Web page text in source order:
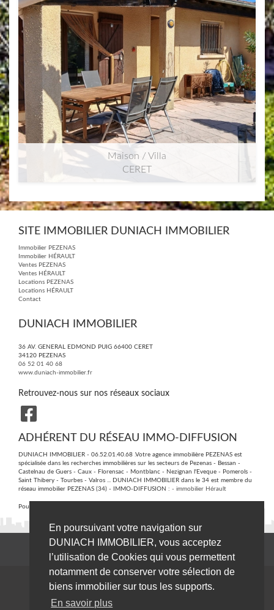
En poursuivant votre navigation sur
DUNIACH IMMOBILIER, vous acceptez
l’utilisation de Cookies qui vous permettent
notamment de conserver votre sélection de
biens immobilier sur tous les supports.
En savoir plus
Maison / Villa
CERET
87m | 4 pièce(s) | Ext. 545m
Maison / Villa
SITE IMMOBILIER DUNIACH IMMOBILIER
Immobilier PEZENAS
Immobilier HÉRAULT
Ventes PEZENAS
Ventes HÉRAULT
Locations PEZENAS
Locations HÉRAULT
Contact
DUNIACH IMMOBILIER
36 AV. GENERAL EDMOND PUIG 66400 CERET
34120 PEZENAS
06 52 01 40 68
www.duniach-immobilier.fr
Retrouvez-nous sur nos réseaux sociaux
ADHÉRENT DU RÉSEAU IMMO-DIFFUSION
DUNIACH IMMOBILIER - 06.52.01.40.68 .Votre agence immobilière PEZENAS est
spécialisée dans les recherches immobilières sur les secteurs de Pezenas - Bessan -
Castelnau de Guers - Caux - Florensac - Montblanc - Nezignan l'Eveque - Pomerols -
Saint Thibery - Tourbes - Valros ... DUNIACH IMMOBILIER dans le 34 est membre du
réseau immobilier PEZENAS (34) - IMMO-DIFFUSION : - immobilier Hérault
Pour plus d'informations contactez notre secrétariat central au :